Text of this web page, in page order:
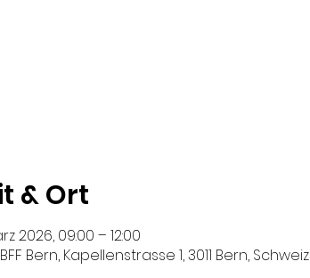
& Ort
2026, 09:00 – 12:00
Bern, Kapellenstrasse 1, 3011 Bern, Schweiz